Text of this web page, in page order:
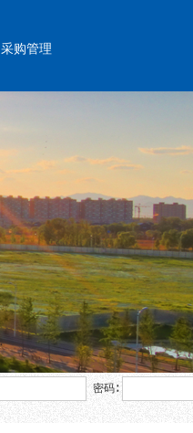
采购管理
密码∶